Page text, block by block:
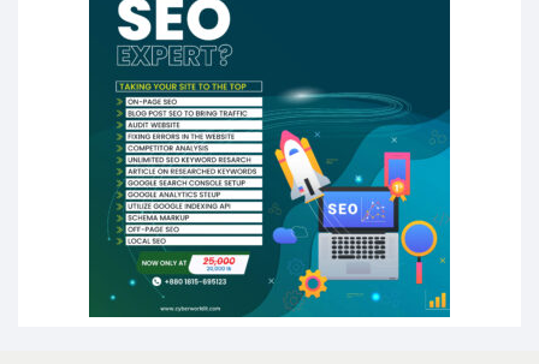
১৬ মে চাঁদপুর ও ২৫ মে ফেনী সফরে যাবেন প্রধানমন্ত্রী
উচ্চশিক্ষায় গৌরবময় অর্জন: পূর্ণ স্কলারশিপে যুক্তরাষ্ট্রে
পিএইচডি করছেন কুয়েটের কৃতি…
সারা দেশে বজ্রাঘাতে ১৪ জনের প্রাণহানি
কঠোর হচ্ছে এসএসসি ও এইচএসসি পরীক্ষা
ফরিদগঞ্জে আগুনে পুড়লো ৬ ব্যবসা প্রতিষ্ঠান